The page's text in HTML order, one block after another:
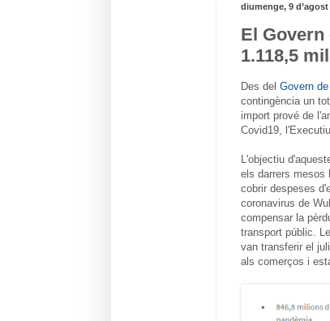
diumenge, 9 d’agost
El
1.118,5
Des del Govern
contingència un
import prové de
Covid19,
L'objectiu
els darrers mesos
cobrir despeses
coronavirus de
compensar la
transport públic.
van transferir el
als comerços i